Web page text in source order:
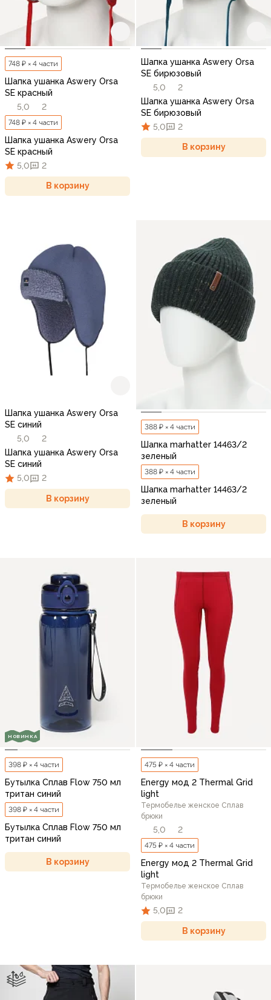
748 ₽ × 4 части
Шапка ушанка Aswery Orsa
SE красный
5,0
2
748 ₽ × 4 части
Шапка ушанка Aswery Orsa
SE красный
5,0
2
В корзину
Шапка ушанка Aswery Orsa
SE бирюзовый
5,0
2
Шапка ушанка Aswery Orsa
SE бирюзовый
5,0
2
В корзину
Шапка ушанка Aswery Orsa
SE синий
5,0
2
Шапка ушанка Aswery Orsa
SE синий
5,0
2
В корзину
388 ₽ × 4 части
Шапка marhatter 14463/2
зеленый
388 ₽ × 4 части
Шапка marhatter 14463/2
зеленый
В корзину
НОВИНКА
398 ₽ × 4 части
Бутылка Сплав Flow 750 мл
тритан синий
398 ₽ × 4 части
Бутылка Сплав Flow 750 мл
тритан синий
В корзину
475 ₽ × 4 части
Energy мод 2 Thermal Grid
light
Термобелье женское Сплав
брюки
5,0 2
475 ₽ × 4 части
Energy мод 2 Thermal Grid
light
Термобелье женское Сплав
брюки
5,0 2
В корзину